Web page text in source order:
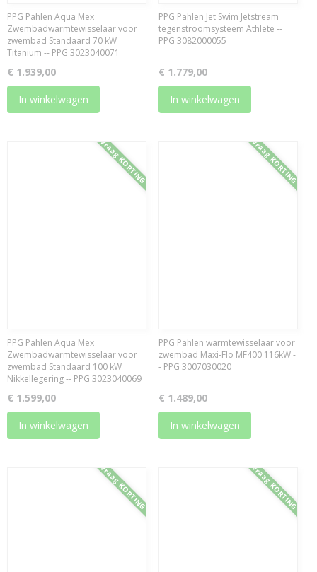
PPG Pahlen Aqua Mex
Zwembadwarmtewisselaar voor
zwembad Standaard 70 kW
Titanium -- PPG 3023040071
€ 1.939,00
In winkelwagen
PPG Pahlen Jet Swim Jetstream
tegenstroomsysteem Athlete --
PPG 3082000055
€ 1.779,00
In winkelwagen
Vraag KORTING
PPG Pahlen Aqua Mex
Zwembadwarmtewisselaar voor
zwembad Standaard 100 kW
Nikkellegering -- PPG 3023040069
€ 1.599,00
In winkelwagen
Vraag KORTING
PPG Pahlen warmtewisselaar voor
zwembad Maxi-Flo MF400 116kW -
- PPG 3007030020
€ 1.489,00
In winkelwagen
Vraag KORTING Vraag KORTING